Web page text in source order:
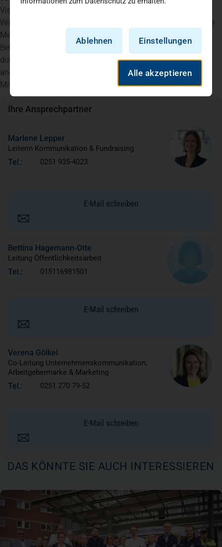
Viszeralchirurgie, Unfallchirurgie und Orthopädie,
Wirbelsäulenchirurgie, Anästhesie und Intensivmedizin, Innere
Medizin und Senologie mit Brustzentrum sowie HNO als
Belegabteilung. Eine radiologische Praxis mit allen
diagnostischen Verfahren ist dem Krankenhaus unmittelbar
angeschlossen. Im Maria-Josef-Hospital sind rund 500
Mitarbeitende beschäftigt.
Ihre Ansprechpartner
Marlene Lepper
Leiterin Kommunikation & Fundraising
Tel.: 0251 935-4023
E-Mail schreiben
Bettina Hagemann-Otte
Leitung Öffentlichkeitsarbeit
Tel.: 015116981501
E-Mail schreiben
Verena Gölkel
Co-Leitung Unternehmenskommunikation,
Arbeitgebermarke & Marketing
Tel.: 0251 270 79-52
E-Mail schreiben
DAS KÖNNTE SIE AUCH INTERESSIEREN
Ablehnen Einstellungen
Alle akzeptieren